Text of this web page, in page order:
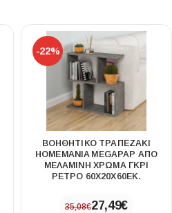
-22%
ΒΟΗΘΗΤΙΚΌ ΤΡΑΠΕΖΆΚΙ
HOMEMANIA MEGAPAP ΑΠΌ
ΜΕΛΑΜΊΝΗ ΧΡΏΜΑ ΓΚΡΙ
ΡΕΤΡΌ 60X20X60ΕΚ.
35,08€27,49€